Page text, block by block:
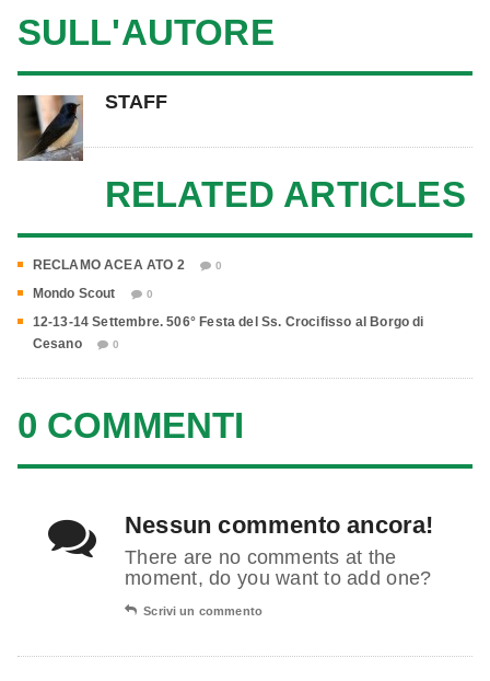
SULL'AUTORE
STAFF
RELATED ARTICLES
RECLAMO ACEA ATO 2 0
Mondo Scout 0
12-13-14 Settembre. 506° Festa del Ss. Crocifisso al Borgo di
Cesano
0
0 COMMENTI
Nessun commento ancora!
There are no comments at the
moment, do you want to add one?
Scrivi un commento